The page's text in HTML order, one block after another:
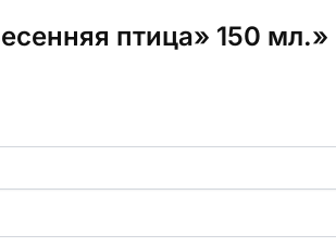
птица» 150 мл.»